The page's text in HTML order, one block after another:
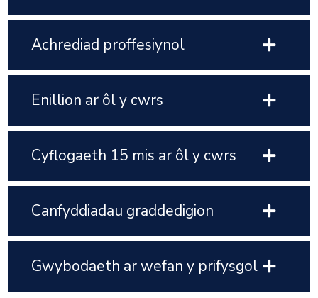
Achrediad proffesiynol
Enillion ar ôl y cwrs
Cyflogaeth 15 mis ar ôl y cwrs
Canfyddiadau graddedigion
Gwybodaeth ar wefan y prifysgol